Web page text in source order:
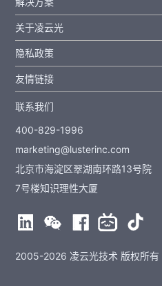
关于凌云光
隐私政策
友情链接
联系我们
400-829-1996
marketing@lusterinc.com
北京市海淀区翠湖南环路13号院
7号楼知识理性大厦
2005-2026 凌云光技术 版权所有